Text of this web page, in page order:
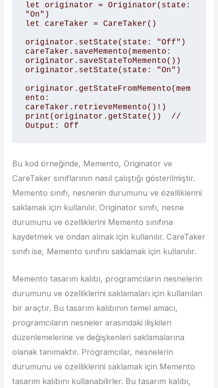
let originator = Originator(state:
"On")
let careTaker = CareTaker()
originator.setState(state: "Off")
careTaker.saveMemento(memento:
originator.saveStateToMemento())
originator.setState(state: "On")
originator.getStateFromMemento(mem
ento:
careTaker.retrieveMemento()!)
print(originator.getState())  //
Bu kod örneğinde, Memento, Originator ve
CareTaker sınıflarının nasıl çalıştığı gösterilmiştir.
Memento sınıfı, nesnenin durumunu ve özelliklerini
saklamak için kullanılır. Originator sınıfı, nesne
durumunu ve özelliklerini Memento sınıfına
kaydetmek ve ondan almak için kullanılır. CareTaker
sınıfı ise, Memento sınıfını saklamak için kullanılır.
Memento tasarım kalıbı, programcıların nesnelerin
durumunu ve özelliklerini saklamaları için kullanılan
bir araçtır. Bu tasarım kalıbının temel amacı,
programcıların nesneler arasındaki ilişkileri
düzenlemelerine ve değişkenleri saklamalarına
olanak tanımaktır. Programcılar, nesnelerin
durumunu ve özelliklerini saklamak için Memento
tasarım kalıbını kullanabilirler. Bu tasarım kalıbı,